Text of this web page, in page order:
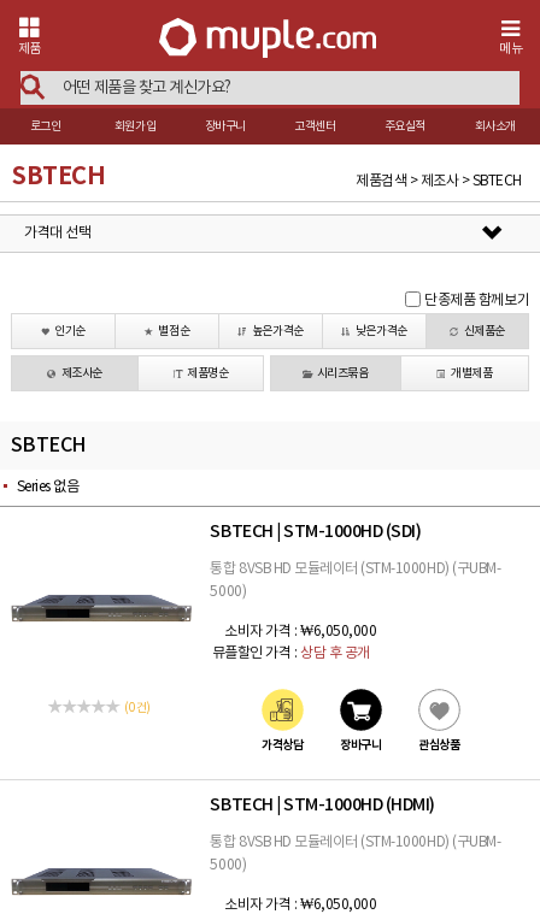
제품 메뉴
로그인 회원가입 장바구니 고객센터 주요실적 회사소개
SBTECH 제품검색 > 제조사 > SBTECH
가격대 선택
단종제품 함께보기
인기순 별점순 높은가격순 낮은가격순 신제품순
제조사순 제품명순 시리즈묶음 개별제품
SBTECH
Series 없음
(0 건)
SBTECH STM-1000HD (SDI)
통합 8VSB HD 모듈레이터 (STM-1000HD) (구UBM-
5000)
소비자 가격 : ₩6,050,000
뮤플할인 가격 : 상담 후 공개
가격상담 장바구니 관심상품
SBTECH STM-1000HD (HDMI)
통합 8VSB HD 모듈레이터 (STM-1000HD) (구UBM-
5000)
소비자 가격 : ₩6,050,000